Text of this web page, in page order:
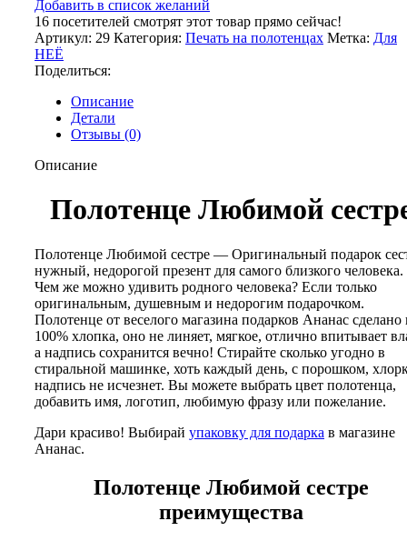
Добавить в список желаний
16 посетителей смотрят этот товар прямо сейчас!
Артикул: 29 Категория: Печать на полотенцах Метка: Для
НЕЁ
Поделиться:
Описание
Детали
Отзывы (0)
Описание
Полотенце Любимой
Полотенце Любимой сестре — Оригинальный подарок
нужный, недорогой презент для самого близкого человека.
Чем же можно удивить родного человека? Если только
оригинальным, душевным и недорогим подарочком.
Полотенце от веселого магазина подарков Ананас сделано
100% хлопка, оно не линяет, мягкое, отлично впитывает
а надпись сохранится вечно! Стирайте сколько угодно в
стиральной машинке, хоть каждый день, с порошком,
надпись не исчезнет. Вы можете выбрать цвет полотенца,
добавить имя, логотип, любимую фразу или пожелание.
Дари красиво! Выбирай упаковку для подарка в магазине
Ананас.
Полотенце Любимой сестре
преимущества